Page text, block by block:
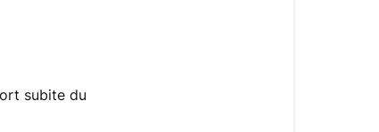
subite du